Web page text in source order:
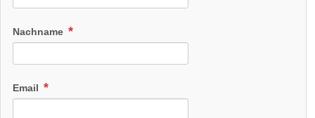
Nachname
Email